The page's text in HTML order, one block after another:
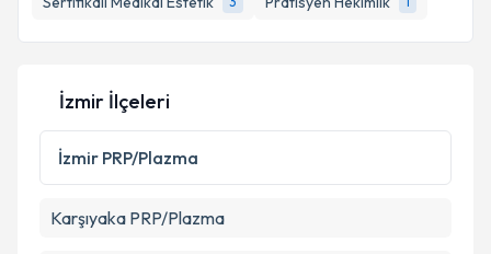
İzmir İlçeleri
İzmir PRP/Plazma
Karşıyaka PRP/Plazma